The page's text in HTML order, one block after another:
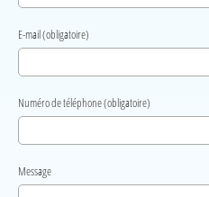
E-mail (obligatoire)
Numéro de téléphone (obligatoire)
Message